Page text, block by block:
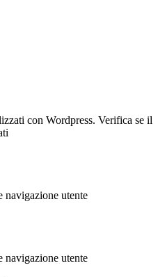
con Wordpress. Verifica se il
navigazione utente
navigazione utente